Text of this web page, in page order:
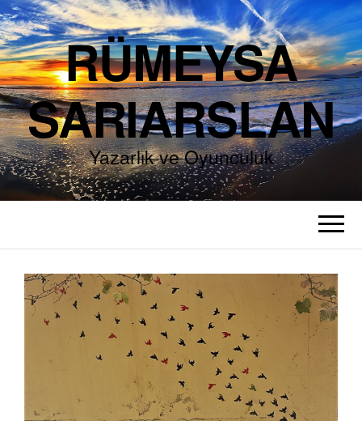
RÜMEYSA
SARIARSLAN
Yazarlık ve Oyunculuk